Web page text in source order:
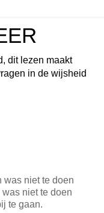
dit lezen maakt
in de wijsheid
was niet te doen
niet te doen
te gaan.